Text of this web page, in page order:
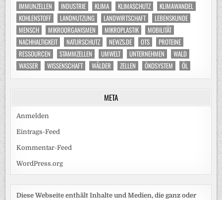
IMMUNZELLEN
INDUSTRIE KLIMA KLIMASCHUTZ
KLIMAWANDEL
KOHLENSTOFF
LANDNUTZUNG LANDWIRTSCHAFT
LEBENSKUNDE
MENSCH
MIKROORGANISMEN MIKROPLASTIK
MOBILITÄT
NACHHALTIGKEIT
NATURSCHUTZ NEWZS.DE OTS
PROTEINE
RESSOURCEN
STAMMZELLEN UMWELT UNTERNEHMEN
WALD
WASSER
WISSENSCHAFT WÄLDER ZELLEN ÖKOSYSTEM ÖL
META
Anmelden
Eintrags-Feed
Kommentar-Feed
WordPress.org
Diese Webseite enthält Inhalte und Medien, die ganz oder